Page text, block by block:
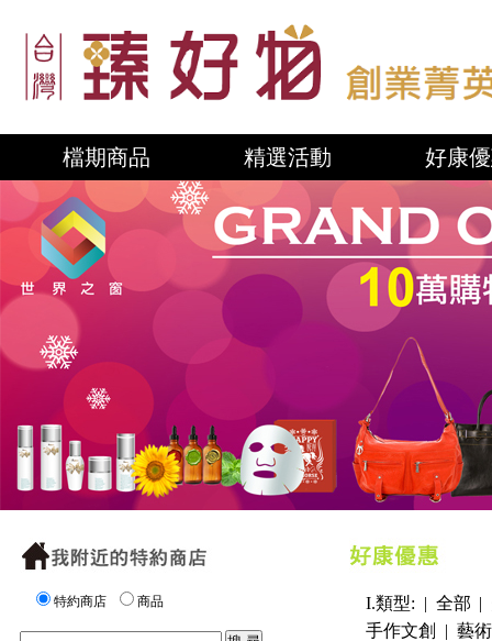
檔期商品 精選活動 好康
特約商店 商品 I.類型: | 全部 |
手作文創
| 藝